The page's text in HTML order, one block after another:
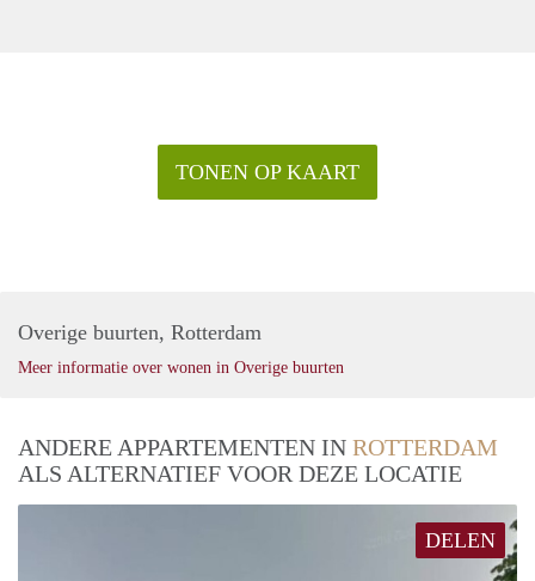
TONEN OP KAART
Overige buurten, Rotterdam
Meer informatie over wonen in Overige buurten
ANDERE APPARTEMENTEN IN ROTTERDAM
ALS ALTERNATIEF VOOR DEZE LOCATIE
DELEN